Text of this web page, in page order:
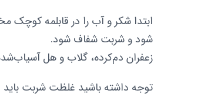
ابتدا شکر و آب را در قابلمه‌ کوچک
شود و شربت شفاف شود.
زعفران دم‌کرده، گلاب و هل
توجه داشته باشید غلظت شربت